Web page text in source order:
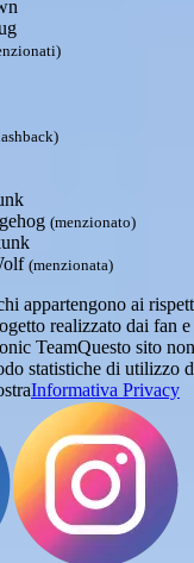
(menzionato)
(menzionata)
appartengono ai
realizzato dai fan
TeamQuesto sito
statistiche di utilizzo
Informativa Privacy